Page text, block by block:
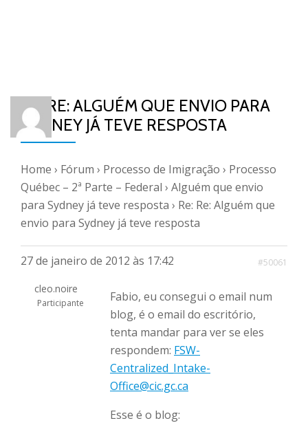
RE: RE: ALGUÉM QUE ENVIO PARA
SYDNEY JÁ TEVE RESPOSTA
Home › Fórum › Processo de Imigração › Processo
Québec – 2ª Parte – Federal › Alguém que envio
para Sydney já teve resposta › Re: Re: Alguém que
envio para Sydney já teve resposta
27 de janeiro de 2012 às 17:42 #50061
cleo.noire
Participante
Fabio, eu consegui o email num
blog, é o email do escritório,
tenta mandar para ver se eles
respondem: FSW-
Centralized_Intake-
Office@cic.gc.ca
Esse é o blog: